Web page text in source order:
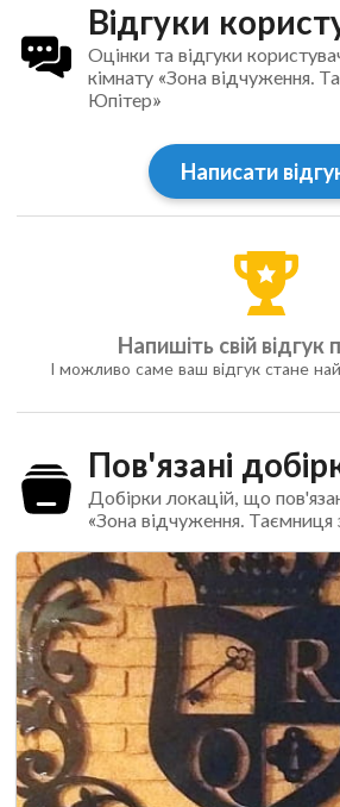
Відгуки
Оцінки та відгуки
кімнату «Зона відчуження.
Юпітер»
Написати
Напишіть свій
І можливо саме ваш відгук стане
Пов'язані
Добірки локацій, що
«Зона відчуження.